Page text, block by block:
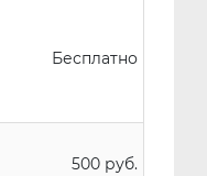
Бесплатно
500 руб.